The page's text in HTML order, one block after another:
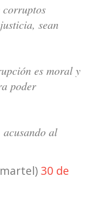
corruptos
sean
es moral y
poder
al
30 de